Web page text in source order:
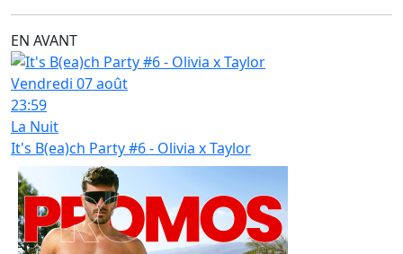
EN AVANT
Vendredi 07 août
23:59
La Nuit
It's B(ea)ch Party #6 - Olivia x Taylor